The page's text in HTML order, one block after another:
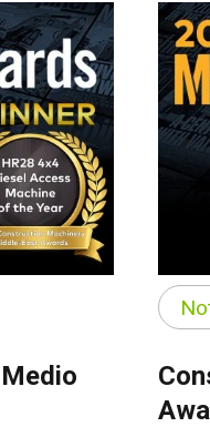
Reino Unido
Estados
Francia
Alemania
España
Netherlands
Canada